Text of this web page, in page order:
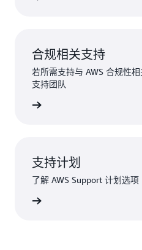
合规相关支持
若所需支持与 AWS 合规性
支持团队
支持计划
了解 AWS Support 计划选项